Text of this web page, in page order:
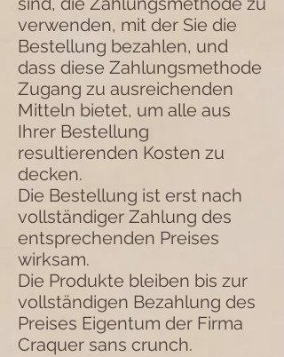
verwenden, mit der Sie die
Bestellung bezahlen, und
dass diese Zahlungsmethode
Zugang zu ausreichenden
Mitteln bietet, um alle aus
Ihrer Bestellung
resultierenden Kosten zu
decken.
Die Bestellung ist erst nach
vollständiger Zahlung des
entsprechenden Preises
wirksam.
Die Produkte bleiben bis zur
vollständigen Bezahlung des
Preises Eigentum der Firma
Craquer sans crunch.